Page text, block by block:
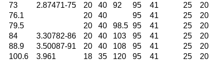
73
2.87471-75 20 40 92 95 41 25
20
76.1
20 40 95 41 25
20
79.5
20 40 98.5 95 41 25
20
84
3.30782-86 20 40 103 95 41 25
20
88.9
3.50087-91 20 40 108 95 41 25
20
100.6
3.961 18 35 120 95 41 25
20